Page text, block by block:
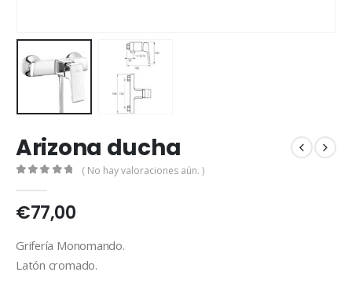
Arizona ducha
( No hay valoraciones aún. )
€77,00
Grifería Monomando.
Latón cromado.